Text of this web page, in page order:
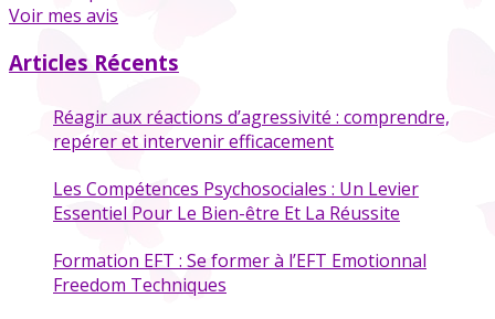
Voir mes avis
Articles Récents
Réagir aux réactions d’agressivité : comprendre,
repérer et intervenir efficacement
Les Compétences Psychosociales : Un Levier
Essentiel Pour Le Bien-être Et La Réussite
Formation EFT : Se former à l’EFT Emotionnal
Freedom Techniques